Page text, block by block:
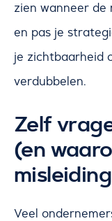
zien wanneer de
en pas je
je zichtbaarheid
verdubbelen.
Zelf
(en
Veel